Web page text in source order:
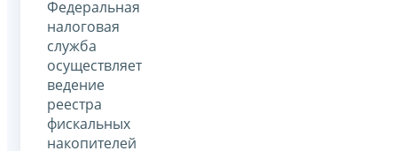
Федеральная
налоговая
служба
осуществляет
ведение
реестра
фискальных
накопителей